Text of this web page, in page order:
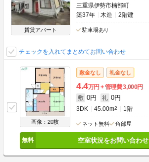
賃貸アパート
三重県伊勢市楠部町
築37年
木造 2階建
駐車場あり
チェックを入れてまとめてお問い合わせ
画像：20枚
敷金なし 礼金なし
4.4万円 管理費3,000円
敷 0円 礼 0円
3DK 45.00m2 1階
ネット無料 角部屋
空室状況をお問い合わせ